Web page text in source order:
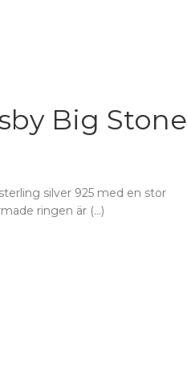
Big Stone
silver 925 med en stor
ringen är (…)